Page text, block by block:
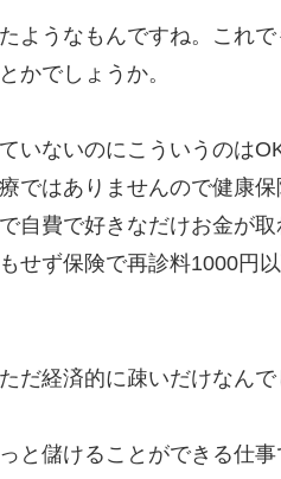
ようなもんですね。これ
かでしょうか。
いないのにこういうのは
ではありませんので健康
自費で好きなだけお金が
せず保険で再診料1000円
だ経済的に疎いだけなんで
と儲けることができる仕